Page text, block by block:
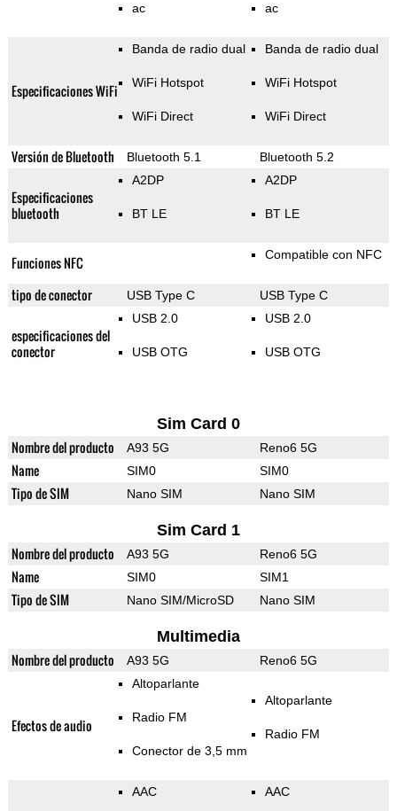
ac ac
Especificaciones WiFi
Banda de radio dual
WiFi Hotspot
WiFi Direct
Banda de radio dual
WiFi Hotspot
WiFi Direct
Versión de Bluetooth Bluetooth 5.1 Bluetooth 5.2
Especificaciones
bluetooth
A2DP
BT LE
A2DP
BT LE
Funciones NFC Compatible con NFC
tipo de conector USB Type C USB Type C
especificaciones del
conector
USB 2.0
USB OTG
USB 2.0
USB OTG
Sim Card 0
Nombre del producto A93 5G Reno6 5G
Name SIM0 SIM0
Tipo de SIM Nano SIM Nano SIM
Sim Card 1
Nombre del producto A93 5G Reno6 5G
Name SIM0 SIM1
Tipo de SIM Nano SIM/MicroSD Nano SIM
Multimedia
Nombre del producto A93 5G Reno6 5G
Efectos de audio
Altoparlante
Radio FM
Conector de 3,5 mm
Altoparlante
Radio FM
AAC AAC